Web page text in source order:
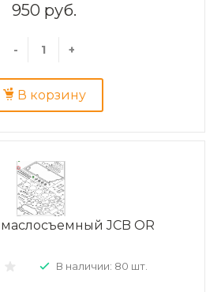
950 руб.
- +
В корзину
JCB OR
В наличии: 80 шт.